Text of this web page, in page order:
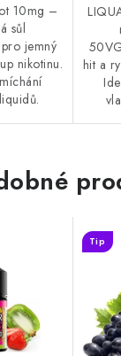
10mg –
sůl
jemný
nikotinu.
hit a
Tip